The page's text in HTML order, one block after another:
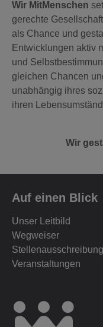
Wir MitMenschen
gerechte
als Chance und
Entwicklungen aktiv
und
gleichen Chancen
unabhängig ihres
ihren
Wir
Auf einen Blick
Unser Leitbild
Wegweiser
Veranstaltungen